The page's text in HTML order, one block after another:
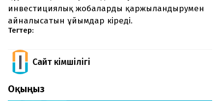
инвестициялық жобаларды қаржыландырумен
айналысатын ұйымдар кіреді.
Тегтер:
Сайт Әкімшілігі
Оқыңыз